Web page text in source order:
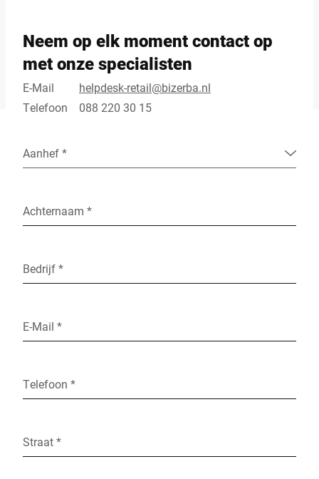
Neem op elk moment contact op
met onze specialisten
E-Mail
helpdesk-retail@bizerba.nl
Telefoon
088 220 30 15
Aanhef *
Achternaam *
Bedrijf *
E-Mail *
Telefoon *
Straat *